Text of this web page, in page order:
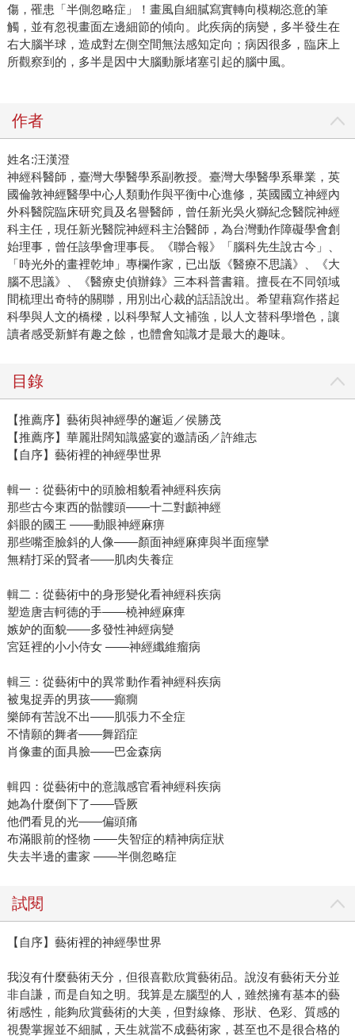
傷，罹患「半側忽略症」！畫風自細膩寫實轉向模糊恣意的筆
觸，並有忽視畫面左邊細節的傾向。此疾病的病變，多半發生在
右大腦半球，造成對左側空間無法感知定向；病因很多，臨床上
所觀察到的，多半是因中大腦動脈堵塞引起的腦中風。
作者
姓名:汪漢澄
神經科醫師，臺灣大學醫學系副教授。臺灣大學醫學系畢業，英
國倫敦神經醫學中心人類動作與平衡中心進修，英國國立神經內
外科醫院臨床研究員及名譽醫師，曾任新光吳火獅紀念醫院神經
科主任，現任新光醫院神經科主治醫師，為台灣動作障礙學會創
始理事，曾任該學會理事長。《聯合報》「腦科先生說古今」、
「時光外的畫裡乾坤」專欄作家，已出版《醫療不思議》、《大
腦不思議》、《醫療史偵辦錄》三本科普書籍。擅長在不同領域
間梳理出奇特的關聯，用別出心裁的話語說出。希望藉寫作搭起
科學與人文的橋樑，以科學幫人文補強，以人文替科學增色，讓
讀者感受新鮮有趣之餘，也體會知識才是最大的趣味。
目錄
【推薦序】藝術與神經學的邂逅／侯勝茂
【推薦序】華麗壯闊知識盛宴的邀請函／許維志
【自序】藝術裡的神經學世界
輯一：從藝術中的頭臉相貌看神經科疾病
那些古今東西的骷髏頭——十二對顱神經
斜眼的國王 ——動眼神經麻痹
那些嘴歪臉斜的人像——顏面神經麻痺與半面痙攣
無精打采的賢者——肌肉失養症
輯二：從藝術中的身形變化看神經科疾病
塑造唐吉軻德的手——橈神經麻痺
嫉妒的面貌——多發性神經病變
宮廷裡的小小侍女 ——神經纖維瘤病
輯三：從藝術中的異常動作看神經科疾病
被鬼捉弄的男孩——癲癇
樂師有苦說不出——肌張力不全症
不情願的舞者——舞蹈症
肖像畫的面具臉——巴金森病
輯四：從藝術中的意識感官看神經科疾病
她為什麼倒下了——昏厥
他們看見的光——偏頭痛
布滿眼前的怪物 ——失智症的精神病症狀
失去半邊的畫家 ——半側忽略症
試閱
【自序】藝術裡的神經學世界
我沒有什麼藝術天分，但很喜歡欣賞藝術品。說沒有藝術天分並
非自謙，而是自知之明。我算是左腦型的人，雖然擁有基本的藝
術感性，能夠欣賞藝術的大美，但對線條、形狀、色彩、質感的
視覺掌握並不細膩，天生就當不成藝術家，甚至也不是很合格的